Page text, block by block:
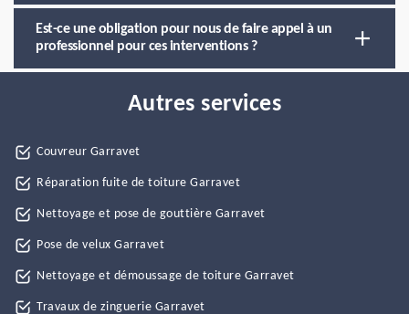
Est-ce une obligation pour nous de faire appel à un
professionnel pour ces interventions ?
Autres services
Couvreur Garravet
Réparation fuite de toiture Garravet
Nettoyage et pose de gouttière Garravet
Pose de velux Garravet
Nettoyage et démoussage de toiture Garravet
Travaux de zinguerie Garravet